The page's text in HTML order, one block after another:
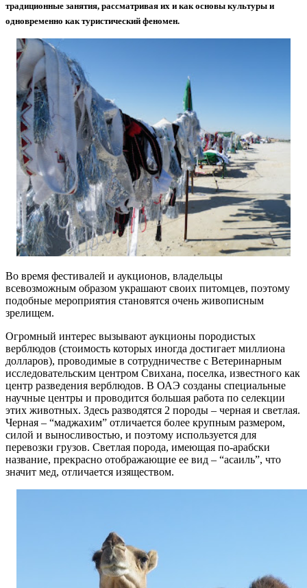
традиционные занятия, рассматривая их и как основы культуры и
одновременно как туристический феномен.
Во время фестивалей и аукционов, владельцы
всевозможным образом украшают своих питомцев, поэтому
подобные мероприятия становятся очень живописным
зрелищем.
Огромный интерес вызывают аукционы породистых
верблюдов (стоимость которых иногда достигает миллиона
долларов), проводимые в сотрудничестве с Ветеринарным
исследовательским центром Свихана, поселка, известного как
центр разведения верблюдов. В ОАЭ созданы специальные
научные центры и проводится большая работа по селекции
этих животных. Здесь разводятся 2 породы – черная и светлая.
Черная – “маджахим” отличается более крупным размером,
силой и выносливостью, и поэтому используется для
перевозки грузов. Светлая порода, имеющая по-арабски
название, прекрасно отображающие ее вид – “асаиль”, что
значит мед, отличается изяществом.